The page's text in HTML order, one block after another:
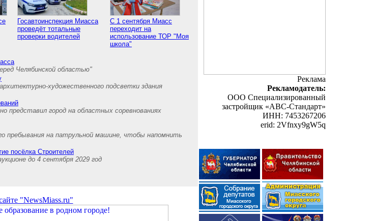
Госавтоинспекция Миасса
проведёт тотальные
проверки водителей
С 1 сентября Миасс
переходит на
использование ТОР "Моя
школа"
Челябинской областью"
художественного подсветки здания
представил город на областных соревнованиях
пребывания на патрульной машине, чтобы напомнить
посёлка Строителей
до 4 сентября 2029 год
"NewsMiass.ru"
Реклама
Рекламодатель:
ООО Специализированный
застройщик «АВС-Стандарт»
ИНН: 7453267206
erid: 2Vfnxy9gW5q